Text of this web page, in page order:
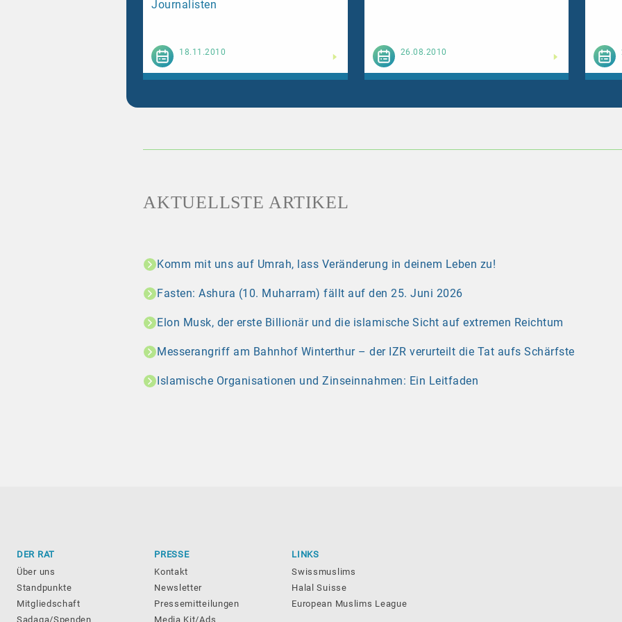
Journalisten
18.11.2010 26.08.2010
AKTUELLSTE ARTIKEL
Komm mit uns auf Umrah, lass Veränderung in deinem Leben zu!
Fasten: Ashura (10. Muharram) fällt auf den 25. Juni 2026
Elon Musk, der erste Billionär und die islamische Sicht auf extremen Reichtum
Messerangriff am Bahnhof Winterthur – der IZR verurteilt die Tat aufs Schärfste
Islamische Organisationen und Zinseinnahmen: Ein Leitfaden
DER RAT
Über uns
Standpunkte
Mitgliedschaft
Sadaqa/Spenden
PRESSE
Kontakt
Newsletter
Pressemitteilungen
Media Kit/Ads
LINKS
Swissmuslims
Halal Suisse
European Muslims League